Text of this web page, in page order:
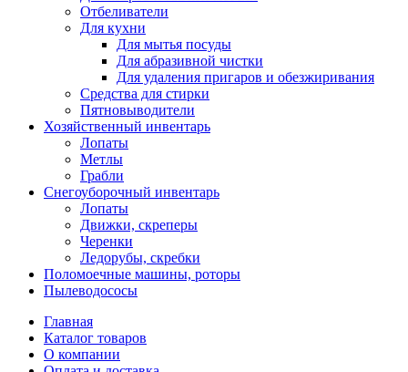
Отбеливатели
Для кухни
Для мытья посуды
Для абразивной чистки
Для удаления пригаров и обезжиривания
Средства для стирки
Пятновыводители
Хозяйственный инвентарь
Лопаты
Метлы
Грабли
Снегоуборочный инвентарь
Лопаты
Движки, скреперы
Черенки
Ледорубы, скребки
Поломоечные машины, роторы
Пылеводососы
Главная
Каталог товаров
О компании